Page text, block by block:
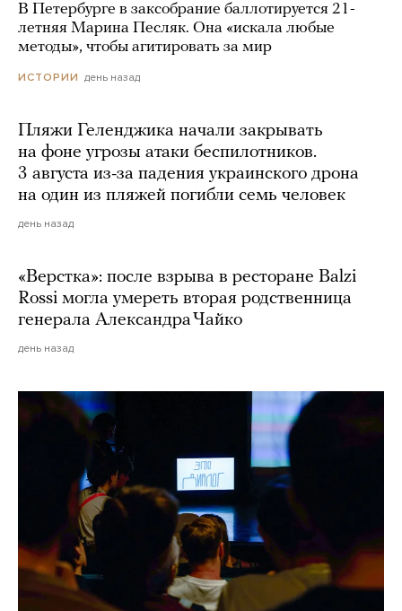
В Петербурге в заксобрание баллотируется 21-
летняя Марина Песляк. Она «искала любые
методы», чтобы агитировать за мир
ИСТОРИИ день назад
Пляжи Геленджика начали закрывать
на фоне угрозы атаки беспилотников.
3 августа из-за падения украинского дрона
на один из пляжей погибли семь человек
день назад
«Верстка»: после взрыва в ресторане Balzi
Rossi могла умереть вторая родственница
генерала Александра Чайко
день назад